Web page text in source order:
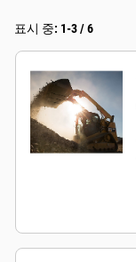
표시 중: 1-3 / 6